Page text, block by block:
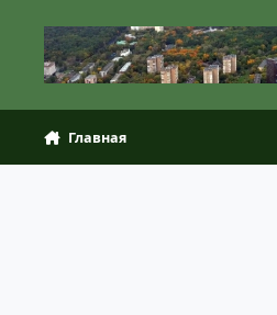
Главная